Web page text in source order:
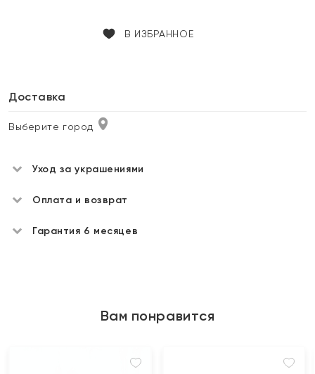
В ИЗБРАННОЕ
Доставка
Выберите город
Уход за украшениями
Оплата и возврат
Гарантия 6 месяцев
Вам понравится